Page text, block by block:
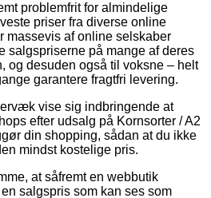
problemfrit for almindelige
priser fra diverse online
massevis af online selskaber
på mange af deres
og desuden også til voksne – helt
garantere fragtfri levering.
vise sig indbringende at
efter udsalg på Kornsorter / A2
din shopping, sådan at du ikke
mindst kostelige pris.
at såfremt en webbutik
salgspris som kan ses som